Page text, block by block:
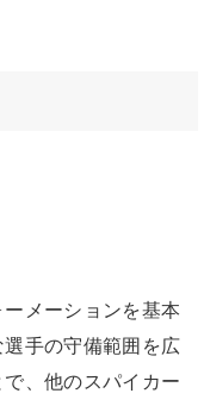
メーションを基本
手の守備範囲を広
、他のスパイカー